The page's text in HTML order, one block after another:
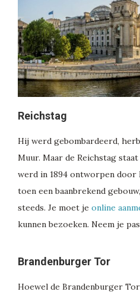
Reichstag
Hij werd gebombardeerd,
Muur. Maar de Reichstag
werd in 1894 ontworpen door
toen een baanbrekend
steeds. Je moet je online
kunnen bezoeken. Neem je
Brandenburger Tor
Hoewel de Brandenburger